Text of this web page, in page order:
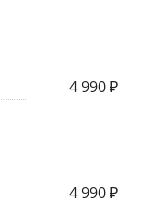
4 990 ₽
4 990 ₽